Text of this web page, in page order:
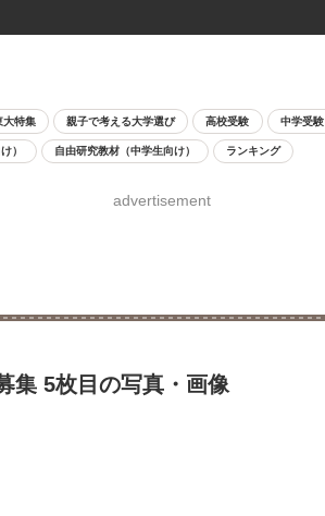
大特集 親子で考える大学選び 高校受験 中学受験
） 自由研究教材（中学生向け） ランキング
advertisement
集 5枚目の写真・画像